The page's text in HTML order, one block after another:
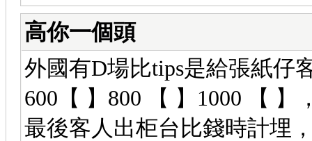
高你一個頭
外國有D場比tips是給張紙仔
600【 】800 【 】1000 【
最後客人出柜台比錢時計埋